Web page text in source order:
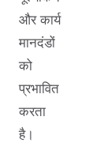
और कार्य
मानदंडों
को
प्रभावित
करता
है।